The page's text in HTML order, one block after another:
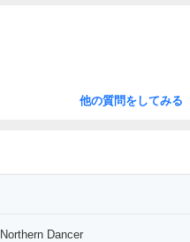
他の質問をしてみる
Northern Dancer